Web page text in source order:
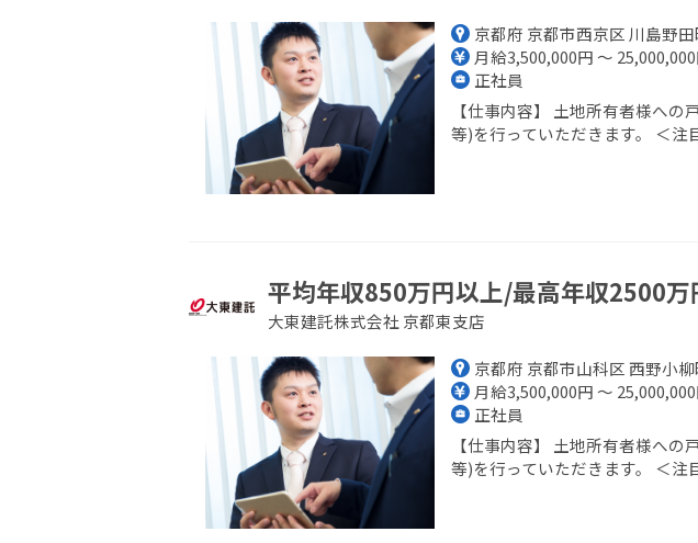
京都府 京都市西京区 川島
月給3,500,000円 ～
正社員
【仕事内容】 土地所有者様へ
等)を行っていただきます。 ＜注
平均年収850万円以上/最高年収2500
大東建託株式会社 京都東支店
京都府 京都市山科区 西野小
月給3,500,000円 ～
正社員
【仕事内容】 土地所有者様へ
等)を行っていただきます。 ＜注